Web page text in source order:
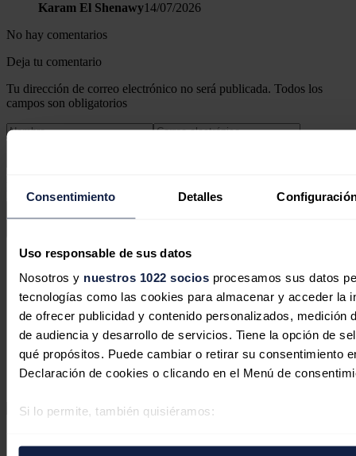
Consentimiento Detalles
Uso responsable de sus datos
Nosotros y nuestros 1022 sociosprocesamos sus datos
tecnologías como las cookies para almacenar y acceder la
de ofrecer publicidad y contenido personalizados, medición
de audiencia y desarrollo de servicios. Tiene la opción de
qué propósitos. Puede cambiar o retirar su consentimiento
Declaración de cookies o clicando en el Menú de
Si lo permite, también quisiéramos:
Karam El Shenawy14/07/2026
No hay comentarios
Deja tu comentario
Tu dirección de correo electrónico no será publicada. Todos los
campos son obligatorios
privacidadyTérminos de servicio de Google aplican.
Síguenos en redes sociales
Opinión